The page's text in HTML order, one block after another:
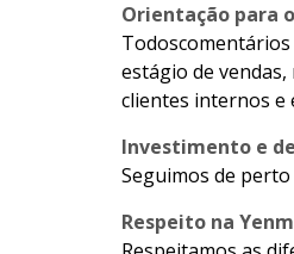
Orientação para
estágio de
clientes internos e
Investimento e
Seguimos de
Respeito na